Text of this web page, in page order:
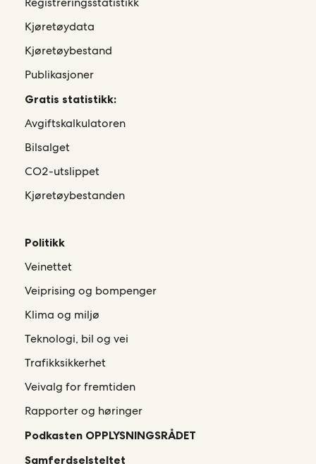
Kjøretøydata
Kjøretøybestand
Publikasjoner
Gratis statistikk:
Avgiftskalkulatoren
Bilsalget
CO2-utslippet
Kjøretøybestanden
Politikk
Veinettet
Veiprising og bompenger
Klima og miljø
Teknologi, bil og vei
Trafikksikkerhet
Veivalg for fremtiden
Rapporter og høringer
Podkasten OPPLYSNINGSRÅDET
Samferdselsteltet